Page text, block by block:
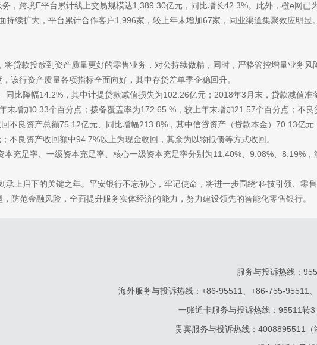
，跨境E平台累计线上交易规模达1,389.30亿元，同比增长42.3%。此外，橙e网已
续扩大，平台累计合作客户1,996家，较上年末增加67家，同业渠道集聚效应明显。
款投放到资产质量更好的零售业务，对公持续做精，同时，严格管控增量业务风
该行资产质量各项指标全面向好，其中存贷差单季企稳回升。
同比降幅14.2%，其中计提贷款减值损失为102.26亿元；2018年3月末，贷款减值准
末增加0.33个百分点；拨备覆盖率为172.65 %，较上年末增加21.57个百分点；不良
不良资产总额75.12亿元、同比增幅213.8%，其中信贷资产（贷款本金）70.13亿元
良资产收回额中94.7%以上为现金收回，其余为以物抵债等方式收回。
本充足率、一级资本充足率、核心一级资本充足率分别为11.40%、9.08%、8.19%，
承上启下的关键之年。平安银行不忘初心，牢记使命，将进一步围绕“科技引领、零
防范金融风险，全面提升服务实体经济的能力，努力建设领先的智能化零售银行。
服务与投诉热线：
海外服务与投诉热线：+86-95511、+86-755-95511
一账通卡服务与投诉热线：95511转
贵宾服务与投诉热线：4008895511（